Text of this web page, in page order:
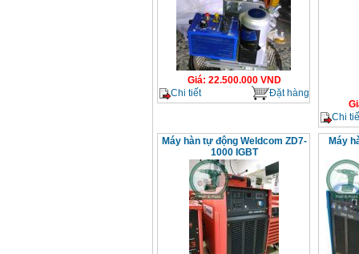
Giá: 22.500.000 VND
Chi tiết
Đặt hàng
Chi
Máy hàn tự động Weldcom ZD7-
1000 IGBT
Máy